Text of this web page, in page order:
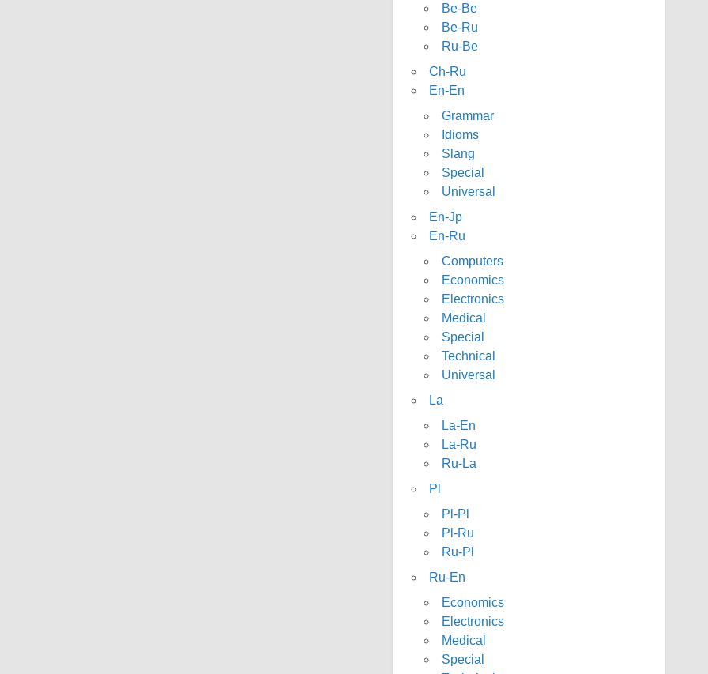
Be-Be
Be-Ru
Ru-Be
Ch-Ru
En-En
Grammar
Idioms
Slang
Special
Universal
En-Jp
En-Ru
Computers
Economics
Electronics
Medical
Special
Technical
Universal
La
La-En
La-Ru
Ru-La
Pl
Pl-Pl
Pl-Ru
Ru-Pl
Ru-En
Economics
Electronics
Medical
Special